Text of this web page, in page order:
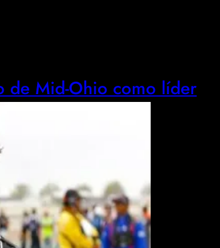
de Mid-Ohio como líder